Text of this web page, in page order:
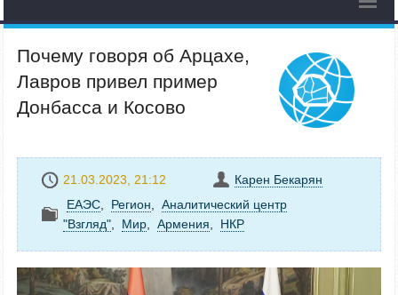
Почему говоря об Арцахе,
Лавров привел пример
Донбасса и Косово
21.03.2023, 21:12
Карен Бекарян
ЕАЭС
Регион
Аналитический центр
"Взгляд"
Mир Армения НКР